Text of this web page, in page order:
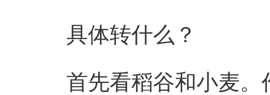
具体转什么？
首先看稻谷和小麦